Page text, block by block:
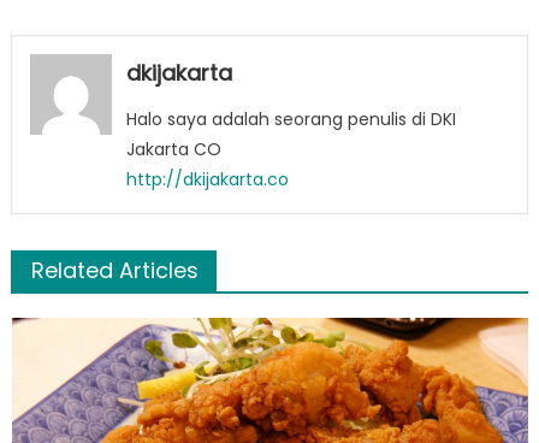
dkijakarta
Halo saya adalah seorang penulis di DKI
Jakarta CO
http://dkijakarta.co
Related Articles